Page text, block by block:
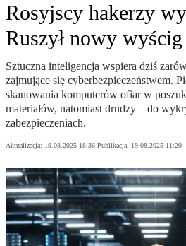
Rosyjscy hakerzy
Ruszył nowy
Sztuczna inteligencja wspiera dziś
zajmujące się cyberbezpieczeństwem.
skanowania komputerów ofiar w
materiałów, natomiast drudzy – do
zabezpieczeniach.
Aktualizacja: 19.08.2025 18:36 Publikacja: 19.08.2025 11:20